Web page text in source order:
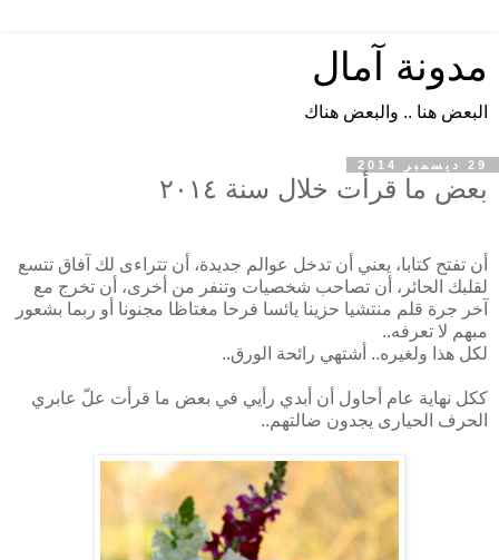
مدونة آمال
البعض هنا .. والبعض هناك
29 ديسمبر 2014
بعض ما قرأت خلال سنة ٢٠١٤
أن تفتح كتابا، يعني أن تدخل عوالم جديدة، أن تتراءى لك آفاق تتسع
لقلبك الحائر، أن تصاحب شخصيات وتنفر من أخرى، أن تخرج مع
آخر جرة قلم منتشيا حزينا يائسا فرحا مغتاظا مجنونا أو ربما بشعور
مبهم لا تعرفه..
لكل هذا ولغيره.. أشتهي رائحة الورق..
ككل نهاية عام أحاول أن أبدي رأيي في بعض ما قرأت علّ عابري
الحرف الحيارى يجدون ضالتهم..